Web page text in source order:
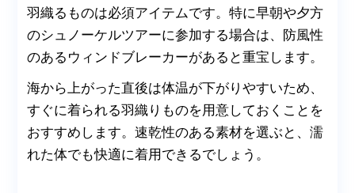
羽織るものは必須アイテムです。特に早朝や夕方
のシュノーケルツアーに参加する場合は、防風性
のあるウィンドブレーカーがあると重宝します。
海から上がった直後は体温が下がりやすいため、
すぐに着られる羽織りものを用意しておくことを
おすすめします。速乾性のある素材を選ぶと、濡
れた体でも快適に着用できるでしょう。